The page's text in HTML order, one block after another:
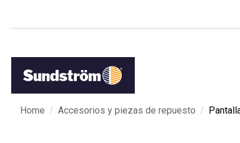
Home / Accesorios y piezas de repuesto / Pantalla